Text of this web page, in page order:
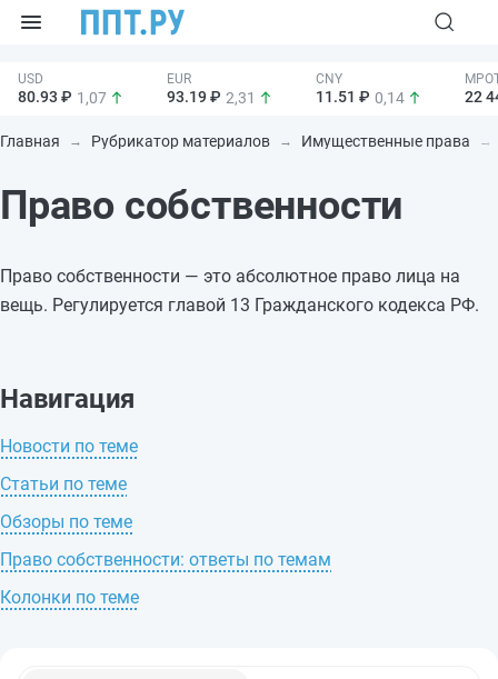
80.93 ₽ 1,07 93.19 ₽ 2,31 11.51 ₽ 0,14 22
Главная Рубрикатор материалов Имущественные права
Право собственности
Право собственности — это абсолютное право лица на
вещь. Регулируется главой 13 Гражданского кодекса РФ.
Навигация
Новости по теме
Статьи по теме
Обзоры по теме
Право собственности: ответы по темам
Колонки по теме